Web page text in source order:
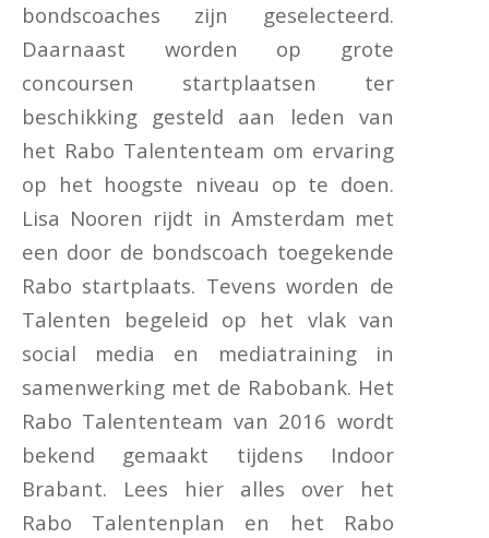
bondscoaches zijn geselecteerd.
Daarnaast worden op grote
concoursen startplaatsen ter
beschikking gesteld aan leden van
het Rabo Talententeam om ervaring
op het hoogste niveau op te doen.
Lisa Nooren rijdt in Amsterdam met
een door de bondscoach toegekende
Rabo startplaats. Tevens worden de
Talenten begeleid op het vlak van
social media en mediatraining in
samenwerking met de Rabobank. Het
Rabo Talententeam van 2016 wordt
bekend gemaakt tijdens Indoor
Brabant. Lees hier alles over het
Rabo Talentenplan en het Rabo